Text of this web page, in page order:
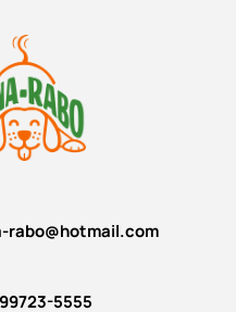
rabo@hotmail.com
5555